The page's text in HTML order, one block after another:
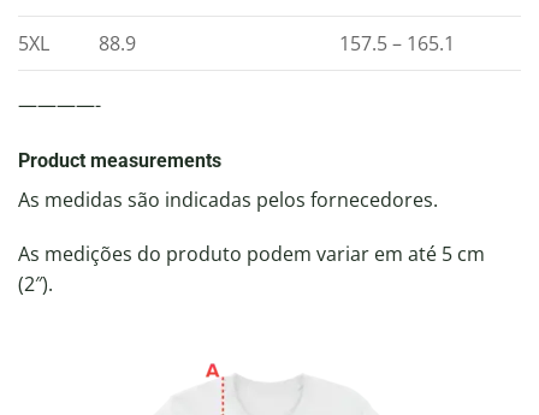
5XL 88.9 157.5 – 165.1
————-
Product measurements
As medidas são indicadas pelos fornecedores.
As medições do produto podem variar em até 5 cm
(2″).